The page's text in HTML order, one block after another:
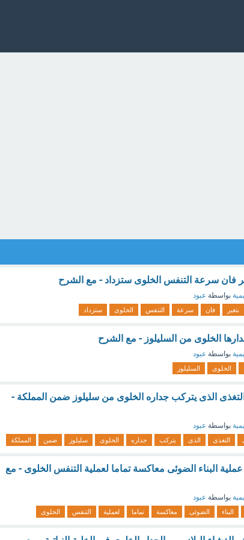
فان سرعة التنفس الخلوى ستزداد - مع الشرح
بواسطة عبود
بتغير فان سرعة التنفس الخلوى ستزداد
الخلوى من السليلوز - مع الشرح
بواسطة عبود
الخلوى السليلوز
الذى يتركب جداره الخلوى من سليلوز ضمن المملكة -
بواسطة عبود
التغذى الذى يتركب جداره الخلوى سليلوز ضمن المملكة
البناء الضوئى معاكسة تماما لعملية التنفس الخلوى - مع
بواسطة عبود
البناء الضوئى معاكسة تماما لعملية التنفس الخلوى